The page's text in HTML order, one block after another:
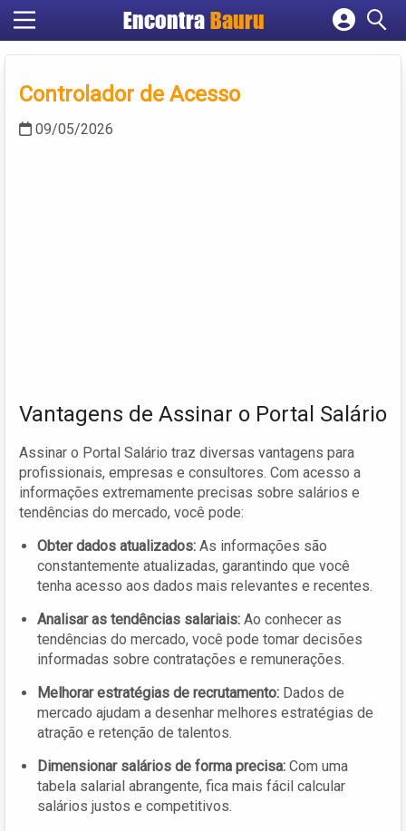
Encontra Bauru
Cadastrar empresa
Criar conta
Controlador de Acesso
09/05/2026
Vantagens de Assinar o Portal Salário
Assinar o Portal Salário traz diversas vantagens para
profissionais, empresas e consultores. Com acesso a
informações extremamente precisas sobre salários e
tendências do mercado, você pode:
Obter dados atualizados: As informações são
constantemente atualizadas, garantindo que você
tenha acesso aos dados mais relevantes e recentes.
Analisar as tendências salariais: Ao conhecer as
tendências do mercado, você pode tomar decisões
informadas sobre contratações e remunerações.
Melhorar estratégias de recrutamento: Dados de
mercado ajudam a desenhar melhores estratégias de
atração e retenção de talentos.
Dimensionar salários de forma precisa: Com uma
tabela salarial abrangente, fica mais fácil calcular
salários justos e competitivos.